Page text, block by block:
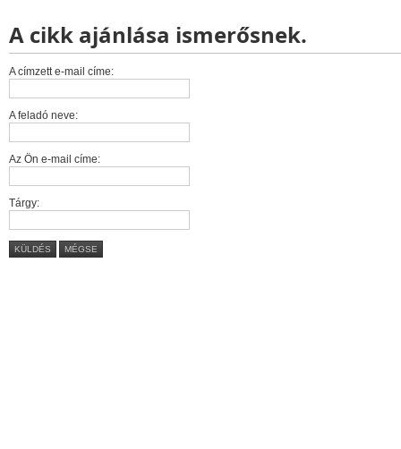
A cikk ajánlása ismerősnek.
A címzett e-mail címe:
A feladó neve:
Az Ön e-mail címe:
Tárgy:
KÜLDÉS MÉGSE